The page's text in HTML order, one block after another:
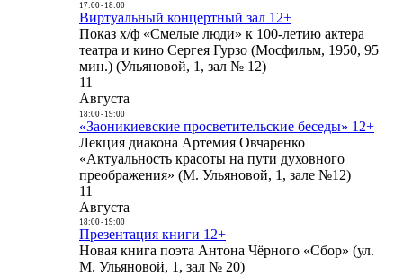
17:00- 18:00
Виртуальный концертный зал 12+
Показ х/ф «Смелые люди» к 100-летию актера
театра и кино Сергея Гурзо (Мосфильм, 1950, 95
мин.) (Ульяновой, 1, зал № 12)
11
Августа
18:00- 19:00
«Заоникиевские просветительские беседы» 12+
Лекция диакона Артемия Овчаренко
«Актуальность красоты на пути духовного
преображения» (М. Ульяновой, 1, зале №12)
11
Августа
18:00- 19:00
Презентация книги 12+
Новая книга поэта Антона Чёрного «Сбор» (ул.
М. Ульяновой, 1, зал № 20)